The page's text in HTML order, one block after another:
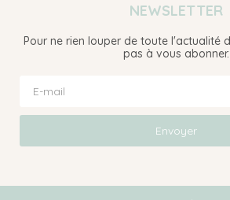
NEWSLETTER
Pour ne rien louper de toute l'actualité
pas à vous abonner.
Envoyer